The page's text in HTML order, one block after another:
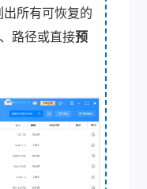
所有可恢复的
路径或直接预